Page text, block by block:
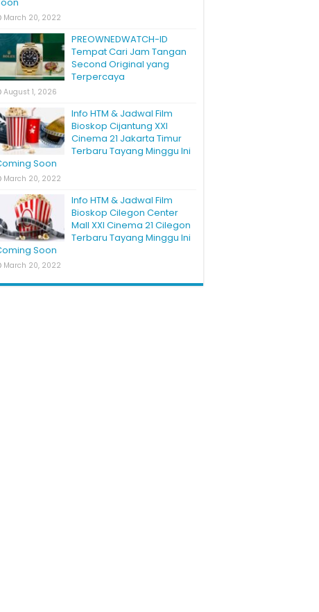
March 20, 2022
PREOWNEDWATCH-ID
Tempat Cari Jam Tangan
Second Original yang
Terpercaya
August 1, 2026
Info HTM & Jadwal Film
Bioskop Cijantung XXI
Cinema 21 Jakarta Timur
Terbaru Tayang Minggu Ini
Soon
March 20, 2022
Info HTM & Jadwal Film
Bioskop Cilegon Center
Mall XXI Cinema 21 Cilegon
Terbaru Tayang Minggu Ini
Soon
March 20, 2022